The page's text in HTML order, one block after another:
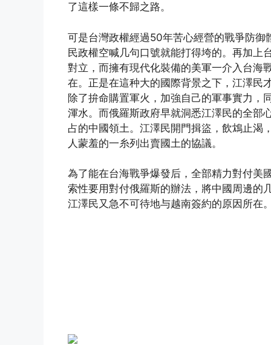
了這樣一條不歸之路。
可是台灣政權經過50年苦心經營的戰爭防
民政權空喊几句口號就能打得垮的。再加上
對立，而擁有現代化裝備的美軍一介入台海
在。正是在這种大的國際背景之下，江澤民
除了拚命購置軍火，加強自己的軍事實力，
渾水。而俄羅斯政府早就洞悉江澤民的全部
占的中國領土。江澤民開門揖盜，飲鴆止渴
人蒙羞的一糸列出賣國土的協議。
為了能在台海戰爭爆發后，全部精力對付美
索性要用對付俄羅斯的辦法，將中國周邊的
江澤民又急不可待地与越南簽約的原因所在